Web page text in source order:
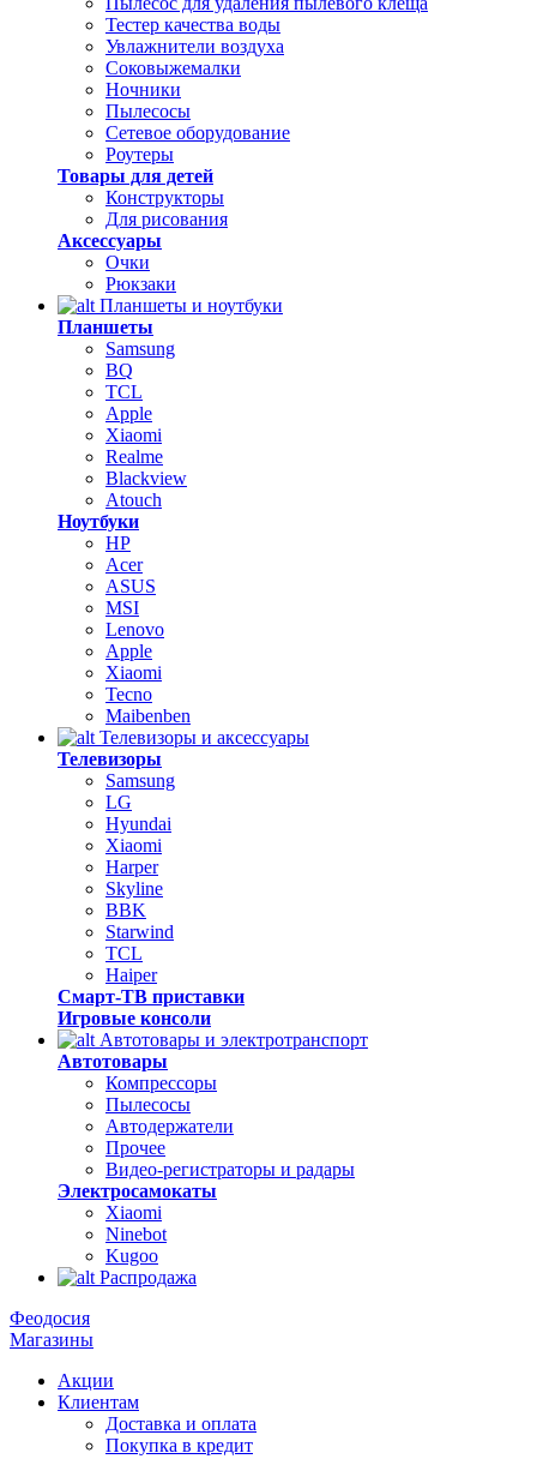
Тестер качества воды
Увлажнители воздуха
Соковыжемалки
Ночники
Пылесосы
Сетевое оборудование
Роутеры
Товары для детей
Конструкторы
Для рисования
Аксессуары
Очки
Рюкзаки
Планшеты и ноутбуки
Планшеты
Samsung
BQ
TCL
Apple
Xiaomi
Realme
Blackview
Atouch
Ноутбуки
HP
Acer
ASUS
MSI
Lenovo
Apple
Xiaomi
Tecno
Maibenben
Телевизоры и аксессуары
Телевизоры
Samsung
LG
Hyundai
Xiaomi
Harper
Skyline
BBK
Starwind
TCL
Haiper
Смарт-ТВ приставки
Игровые консоли
Автотовары и электротранспорт
Автотовары
Компрессоры
Пылесосы
Автодержатели
Прочее
Видео-регистраторы и радары
Электросамокаты
Xiaomi
Ninebot
Kugoo
Распродажа
Феодосия
Магазины
Акции
Клиентам
Доставка и оплата
Покупка в кредит